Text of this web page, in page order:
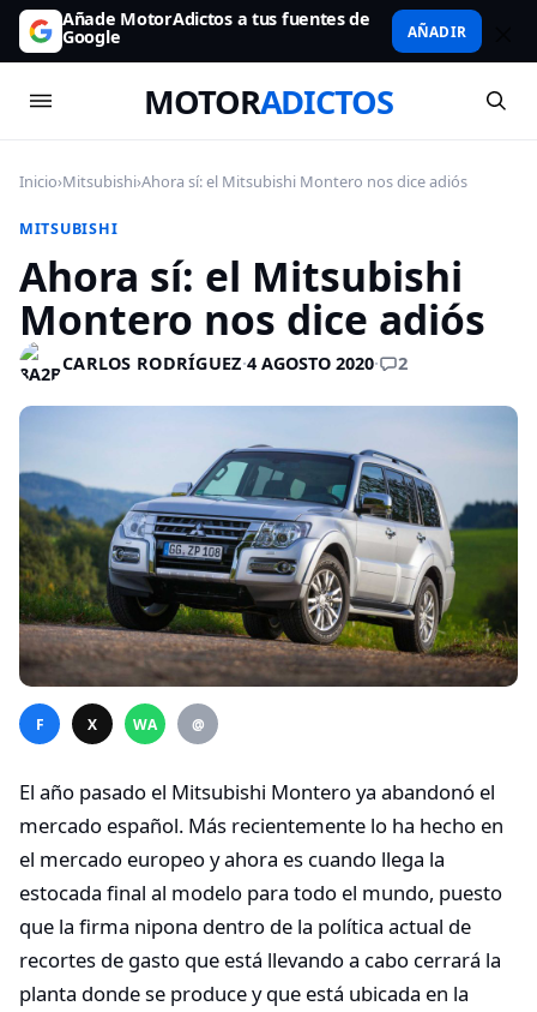
Añade MotorAdictos a tus fuentes de
Google AÑADIR
MOTORADICTOS
Inicio›Mitsubishi›Ahora sí: el Mitsubishi Montero nos dice adiós
MITSUBISHI
Ahora sí: el Mitsubishi
Montero nos dice adiós
CARLOS RODRÍGUEZ·4 AGOSTO 2020· 2
F X WA @
El año pasado el Mitsubishi Montero ya abandonó el
mercado español. Más recientemente lo ha hecho en
el mercado europeo y ahora es cuando llega la
estocada final al modelo para todo el mundo, puesto
que la firma nipona dentro de la política actual de
recortes de gasto que está llevando a cabo cerrará la
planta donde se produce y que está ubicada en la